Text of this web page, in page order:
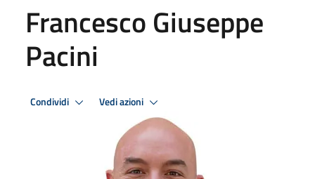
Francesco Giuseppe
Pacini
Condividi Vedi azioni